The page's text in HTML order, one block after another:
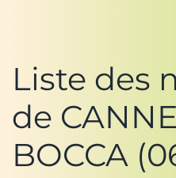
Liste des
de
BOCCA